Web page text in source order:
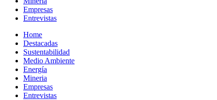
Empresas
Entrevistas
Menu
Home
Destacadas
Sustentabilidad
Medio Ambiente
Energía
Mineria
Empresas
Entrevistas